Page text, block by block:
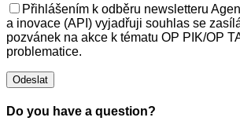
Přihlášením k odběru newsletteru
a inovace (API) vyjadřuji souhlas se
pozvánek na akce k tématu OP PIK/OP
problematice.
Do you have a question?